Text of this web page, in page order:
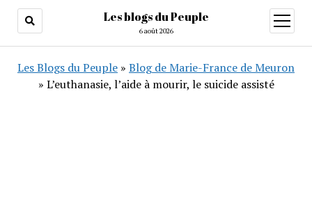
Les blogs du Peuple
6 août 2026
ouvrir
menu
Les Blogs du Peuple » Blog de Marie-France de Meuron
» L’euthanasie, l’aide à mourir, le suicide assisté